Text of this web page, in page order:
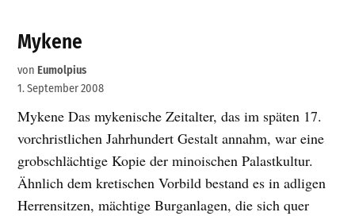
Mykene
von Eumolpius
1. September 2008
Mykene Das mykenische Zeitalter, das im späten 17.
vorchristlichen Jahrhundert Gestalt annahm, war eine
grobschlächtige Kopie der minoischen Palastkultur.
Ähnlich dem kretischen Vorbild bestand es in adligen
Herrensitzen, mächtige Burganlagen, die sich quer